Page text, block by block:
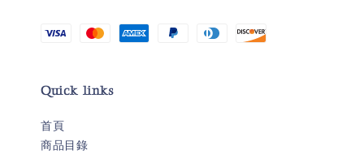
Quick links
首頁
商品目錄